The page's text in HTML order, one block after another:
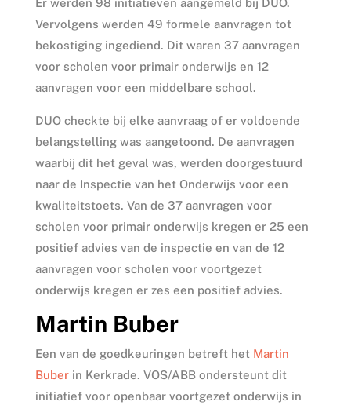
Er werden 98 initiatieven aangemeld bij DUO.
Vervolgens werden 49 formele aanvragen tot
bekostiging ingediend. Dit waren 37 aanvragen
voor scholen voor primair onderwijs en 12
aanvragen voor een middelbare school.
DUO checkte bij elke aanvraag of er voldoende
belangstelling was aangetoond. De aanvragen
waarbij dit het geval was, werden doorgestuurd
naar de Inspectie van het Onderwijs voor een
kwaliteitstoets. Van de 37 aanvragen voor
scholen voor primair onderwijs kregen er 25 een
positief advies van de inspectie en van de 12
aanvragen voor scholen voor voortgezet
onderwijs kregen er zes een positief advies.
Martin Buber
Een van de goedkeuringen betreft het Martin
Buberin Kerkrade. VOS/ABB ondersteunt dit
initiatief voor openbaar voortgezet onderwijs in